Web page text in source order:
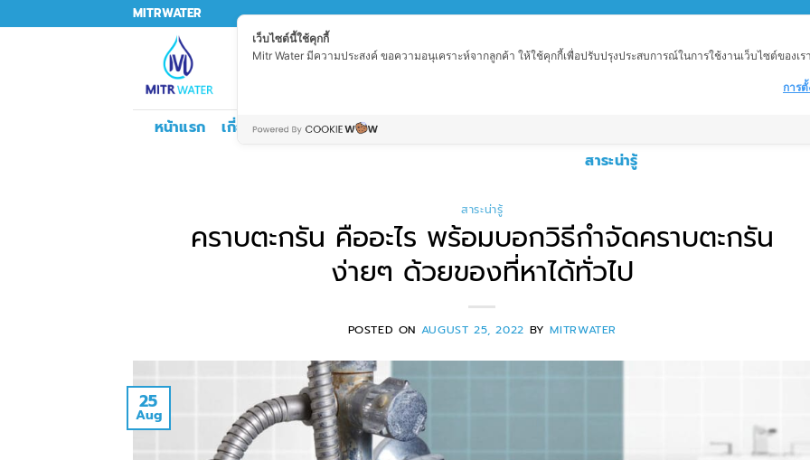
MITRWATER
Search
หน้าแรก เกี่ยวกับเรา บริการทำระบบน้ำ
สาระน่ารู้
สาระน่ารู้
คราบตะกรัน คืออะไร พร้อมบอกวิธีกำจัดคราบตะกรัน
ง่ายๆ ด้วยของที่หาได้ทั่วไป
POSTED ON AUGUST 25, 2022 BYMITRWATER
25
Aug
เว็บไซต์นี้ใช้คุกกี้
Mitr Water มีความประสงค์ ขอความอนุเคราะห์จากลูกค้า ให้ใช้คุกกี้เพื่อปรับปรุงประสบการณ์ในการใช้งานเว็บไซต์ของเ
การ